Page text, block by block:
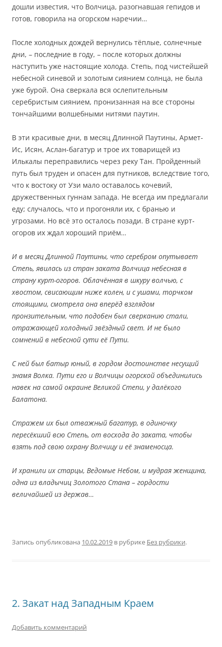
дошли известия, что Волчица, разогнавшая гепидов и
готов, говорила на огорском наречии…
После холодных дождей вернулись тёплые, солнечные
дни, – последние в году, – после которых должны
наступить уже настоящие холода. Степь, под чистейшей
небесной синевой и золотым сиянием солнца, не была
уже бурой. Она сверкала вся ослепительным
серебристым сиянием, пронизанная на все стороны
тончайшими волшебными нитями паутин.
В эти красивые дни, в месяц Длинной Паутины, Армет-
Ис, Исян, Аслан-багатур и трое их товарищей из
Илькалы переправились через реку Тан. Пройденный
путь был труден и опасен для путников, вследствие того,
что к востоку от Узи мало оставалось кочевий,
дружественных гуннам запада. Не всегда им предлагали
еду; случалось, что и прогоняли их, с бранью и
угрозами. Но всё это осталось позади. В стране курт-
огоров их ждал хороший приём…
И в месяц Длинной Паутины, что серебром опутывает
Степь, явилась из стран заката Волчица небесная в
страну курт-огоров. Облачённая в шкуру волчью, с
хвостом, свисающим ниже колен, и с ушами, торчком
стоящими, смотрела она вперёд взглядом
пронзительным, что подобен был сверканию стали,
отражающей холодный звёздный свет. И не было
сомнений в небесной сути её Пути.
С ней был батыр юный, в гордом достоинстве несущий
знамя Волка. Пути его и Волчицы огорской объединились
навек на самой окраине Великой Степи, у далёкого
Балатона.
Стражем их был отважный багатур, в одиночку
пересёкший всю Степь, от восхода до заката, чтобы
взять под свою охрану Волчицу и её знаменосца.
И хранили их старцы, Ведомые Небом, и мудрая женщина,
одна из владычиц Золотого Стана – гордости
величайшей из держав…
Запись опубликована 10.02.2019 в рубрике Без рубрики.
2. Закат над Западным Краем
Добавить комментарий